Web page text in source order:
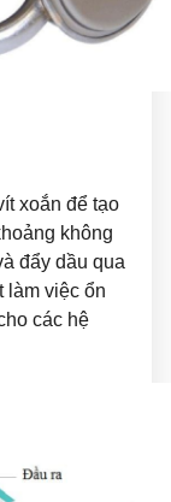
xoắn để tạo
không
đẩy dầu qua
làm việc ổn
các hệ